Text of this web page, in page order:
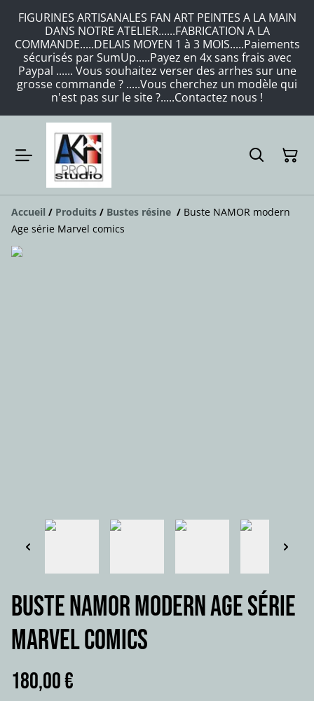
FIGURINES ARTISANALES FAN ART PEINTES A LA MAIN
DANS NOTRE ATELIER......FABRICATION A LA
COMMANDE.....DELAIS MOYEN 1 à 3 MOIS.....Paiements
sécurisés par SumUp.....Payez en 4x sans frais avec
Paypal ...... Vous souhaitez verser des arrhes sur une
grosse commande ? .....Vous cherchez un modèle qui
n'est pas sur le site ?.....Contactez nous !
Accueil / Produits / Bustes résine / Buste NAMOR modern
Age série Marvel comics
Buste NAMOR modern Age série
Marvel comics
180,00 €